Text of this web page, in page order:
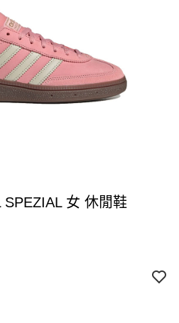
SPEZIAL 女 休閒鞋